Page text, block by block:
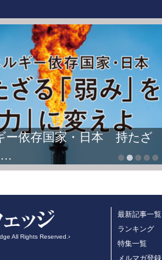
ー依存国家・日本 持たざ
…
All Rights Reserved.›
最新記事一覧
ランキング
特集一覧
メルマガ登録